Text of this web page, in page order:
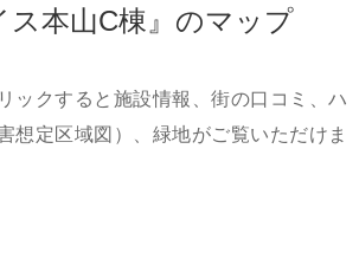
ス本山C棟』のマップ
ックすると施設情報、街の口コミ、ハ
想定区域図）、緑地がご覧いただけま